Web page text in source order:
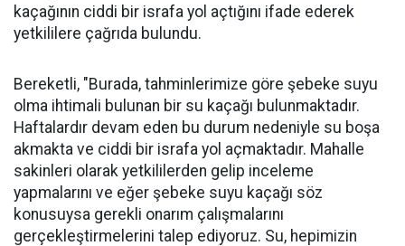
kaçağının ciddi bir israfa yol açtığını ifade ederek
yetkililere çağrıda bulundu.
Bereketli, "Burada, tahminlerimize göre şebeke suyu
olma ihtimali bulunan bir su kaçağı bulunmaktadır.
Haftalardır devam eden bu durum nedeniyle su boşa
akmakta ve ciddi bir israfa yol açmaktadır. Mahalle
sakinleri olarak yetkililerden gelip inceleme
yapmalarını ve eğer şebeke suyu kaçağı söz
konusuysa gerekli onarım çalışmalarını
gerçekleştirmelerini talep ediyoruz. Su, hepimizin